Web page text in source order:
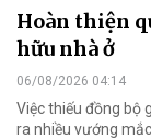
Hoàn thiện
hữu nhà ở
06/08/2026 04:14
Việc thiếu đồng bộ
ra nhiều vướng